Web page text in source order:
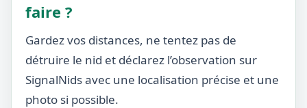
faire ?
Gardez vos distances, ne tentez pas de
détruire le nid et déclarez l’observation sur
SignalNids avec une localisation précise et une
photo si possible.